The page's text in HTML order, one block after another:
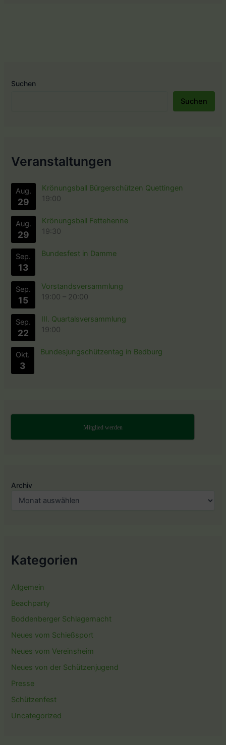
Suchen
Suchen
Veranstaltungen
Aug.
29
Krönungsball Bürgerschützen Quettingen
19:00
Aug.
29
Krönungsball Fettehenne
19:30
Sep.
13
Bundesfest in Damme
Sep.
15
Vorstandsversammlung
19:00 – 20:00
Sep.
22
III. Quartalsversammlung
19:00
Okt.
3
Bundesjungschützentag in Bedburg
Mitglied werden
Archiv
Kategorien
Allgemein
Beachparty
Boddenberger Schlagernacht
Neues vom Schießsport
Neues vom Vereinsheim
Neues von der Schützenjugend
Presse
Schützenfest
Uncategorized